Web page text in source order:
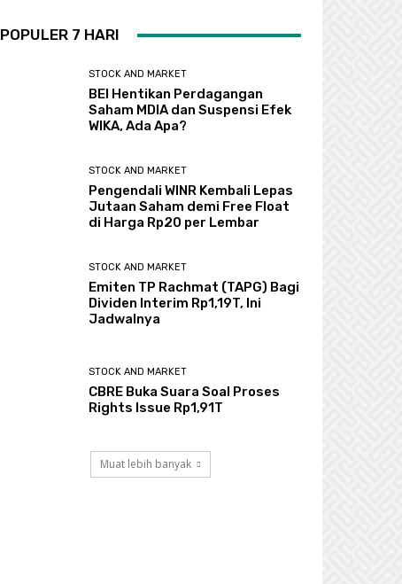
POPULER 7 HARI
STOCK AND MARKET
BEI Hentikan Perdagangan
Saham MDIA dan Suspensi Efek
WIKA, Ada Apa?
STOCK AND MARKET
Pengendali WINR Kembali Lepas
Jutaan Saham demi Free Float
di Harga Rp20 per Lembar
STOCK AND MARKET
Emiten TP Rachmat (TAPG) Bagi
Dividen Interim Rp1,19T, Ini
Jadwalnya
STOCK AND MARKET
CBRE Buka Suara Soal Proses
Rights Issue Rp1,91T
Muat lebih banyak